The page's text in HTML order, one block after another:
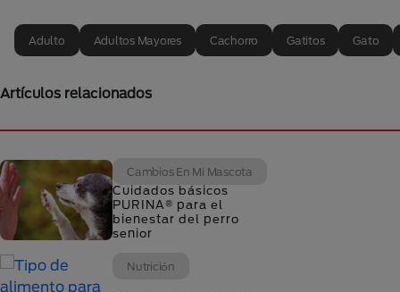
Adulto Adultos Mayores Cachorro Gatitos Gato
Artículos relacionados
Cambios En Mi Mascota
Cuidados básicos
PURINA® para el
bienestar del perro
senior
Nutrición